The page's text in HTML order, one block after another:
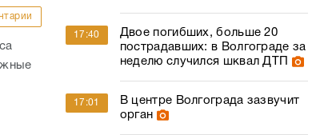
17:40
Двое погибших, больше 20
пострадавших: в Волгограде за
неделю случился шквал ДТП
17:01
В центре Волгограда зазвучит
орган